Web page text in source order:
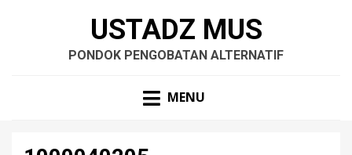
USTADZ MUS
PONDOK PENGOBATAN ALTERNATIF
MENU